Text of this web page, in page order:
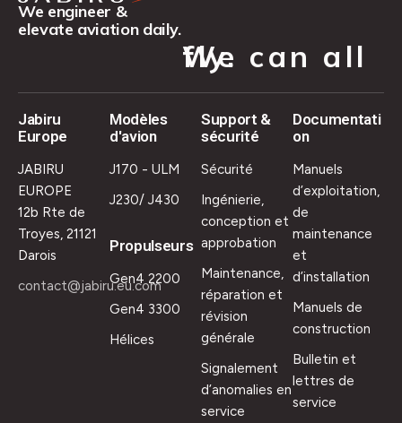
We engineer &
elevate aviation daily.
We can all fly.
Jabiru
Europe
JABIRU
EUROPE
12b Rte de
Troyes, 21121
Darois
contact@jabiru.eu.com
Modèles
d'avion
J170 - ULM
J230/ J430
Propulseurs
Gen4 2200
Gen4 3300
Hélices
Support &
sécurité
Sécurité
Ingénierie,
conception et
approbation
Maintenance,
réparation et
révision
générale
Signalement
d’anomalies en
service
Documentati
on
Manuels
d’exploitation,
de
maintenance
et
d’installation
Manuels de
construction
Bulletin et
lettres de
service